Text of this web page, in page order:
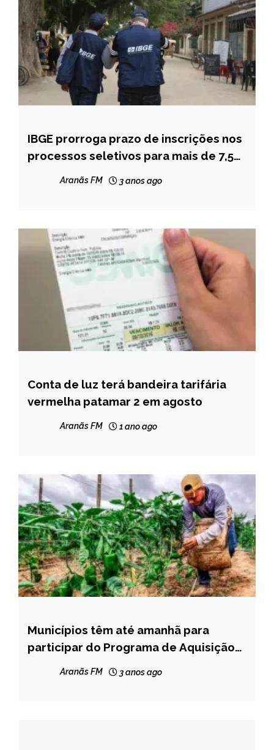
BRASIL
CAPELINHA
IBGE prorroga prazo de inscrições nos
processos seletivos para mais de 7,5
Aranãs FM 3 anos ago
BRASIL
CAPELINHA
Conta de luz terá bandeira tarifária
vermelha patamar 2 em agosto
Aranãs FM 1 ano ago
CAPELINHA
MINAS
Municípios têm até amanhã para
participar do Programa de Aquisição
Aranãs FM 3 anos ago